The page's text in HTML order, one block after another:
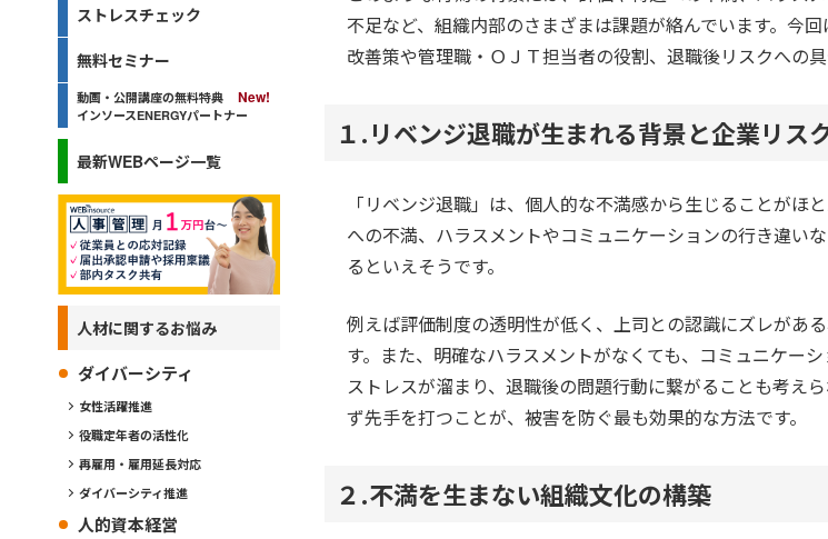
不足など、組織内部のさまざまは課題が絡んでいます。今
改善策や管理職・ＯＪＴ担当者の役割、退職後リスクへの具
１.リベンジ退職が生まれる背景と企業リス
「リベンジ退職」は、個人的な不満感から生じることがほ
への不満、ハラスメントやコミュニケーションの行き違い
るといえそうです。
例えば評価制度の透明性が低く、上司との認識にズレがあ
す。また、明確なハラスメントがなくても、コミュニケー
ストレスが溜まり、退職後の問題行動に繋がることも考え
ず先手を打つことが、被害を防ぐ最も効果的な方法です。
２.不満を生まない組織文化の構築
ストレスチェック
無料セミナー
動画・公開講座の無料特典
インソースENERGYパートナー
最新WEBページ一覧
人材に関するお悩み
ダイバーシティ
女性活躍推進
役職定年者の活性化
再雇用・雇用延長対応
ダイバーシティ推進
人的資本経営